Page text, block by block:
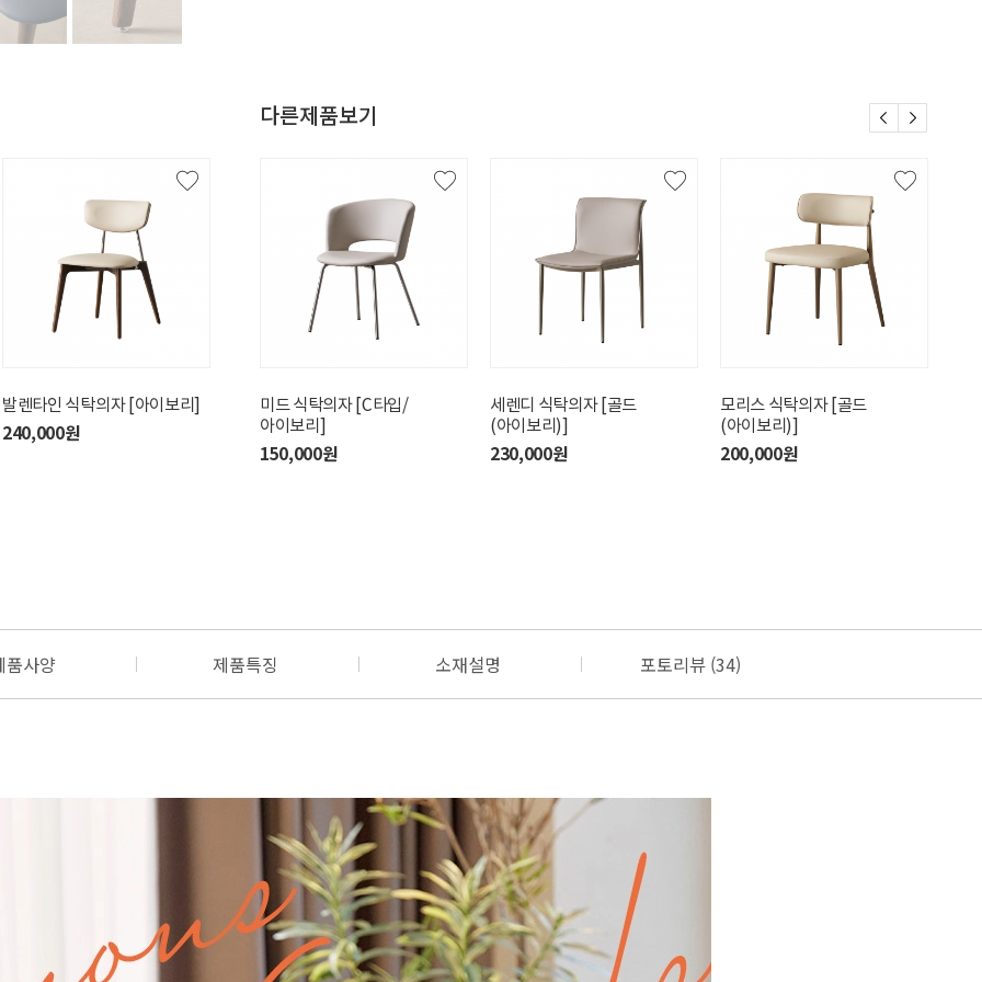
발렌타인 식탁의자 [아이보리]
240,000원
다른제품보기
론도 식탁의자[베이지]
200,000원
미드 식탁의자 [C타입/
아이보리]
150,000원
세렌디 식탁의자 [골드
(아이보리)]
230,000원
모리스 식탁의자 [골드
(아이보리)]
200,000원
품사양 제품특징 소재설명 포토리뷰 (34)